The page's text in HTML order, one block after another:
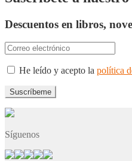
Descuentos en libros,
He leído y acepto la política
Síguenos